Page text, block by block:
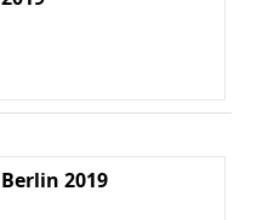
Berlin 2019